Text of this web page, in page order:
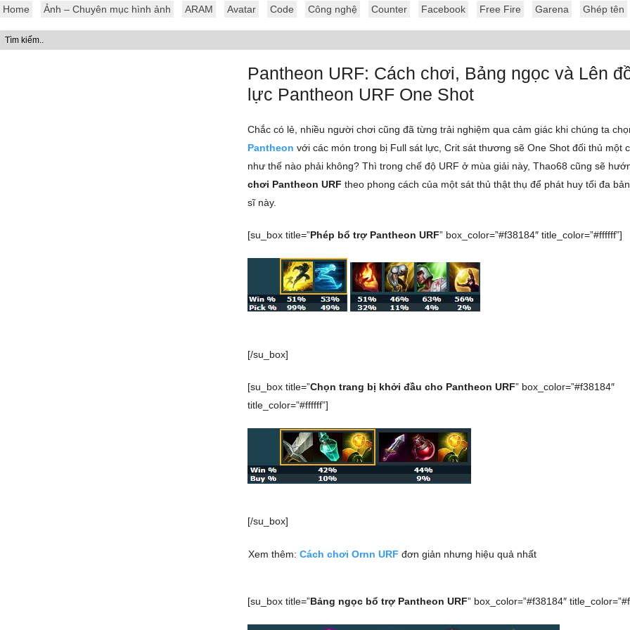
Home Ảnh – Chuyên mục hình ảnh ARAM Avatar Code Công nghệ Counter Facebook Free Fire Garena Ghép tên
Pantheon URF: Cách chơi, Bảng ngọc và Lên
lực Pantheon URF One Shot
Chắc có lẻ, nhiều người chơi cũng đã từng trải nghiệm qua cảm giác khi chúng ta
Pantheon với các món trong bị Full sát lực, Crit sát thương sẽ One Shot đối thủ một
như thế nào phải không? Thì trong chế độ URF ở mùa giải này, Thao68 cũng sẽ
chơi Pantheon URF theo phong cách của một sát thủ thật thụ để phát huy tối đa
sĩ này.
[su_box title=”Phép bổ trợ Pantheon URF” box_color=”#f38184″ title_color=”#ffffff”]
[/su_box]
[su_box title=”Chọn trang bị khởi đầu cho Pantheon URF” box_color=”#f38184″
title_color=”#ffffff”]
[/su_box]
Xem thêm: Cách chơi Ornn URF đơn giản nhưng hiệu quả nhất
[su_box title=”Bảng ngọc bổ trợ Pantheon URF” box_color=”#f38184″